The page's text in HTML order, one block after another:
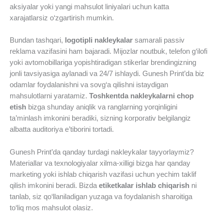
aksiyalar yoki yangi mahsulot liniyalari uchun katta
xarajatlarsiz o‘zgartirish mumkin.
Bundan tashqari, logotipli nakleykalar samarali passiv
reklama vazifasini ham bajaradi. Mijozlar noutbuk, telefon g‘ilofi
yoki avtomobillariga yopishtiradigan stikerlar brendingizning
jonli tavsiyasiga aylanadi va 24/7 ishlaydi. Gunesh Print’da biz
odamlar foydalanishni va sovg‘a qilishni istaydigan
mahsulotlarni yaratamiz. Toshkentda nakleykalarni chop
etish bizga shunday aniqlik va ranglarning yorqinligini
ta’minlash imkonini beradiki, sizning korporativ belgilangiz
albatta auditoriya e’tiborini tortadi.
Gunesh Print’da qanday turdagi nakleykalar tayyorlaymiz?
Materiallar va texnologiyalar xilma-xilligi bizga har qanday
marketing yoki ishlab chiqarish vazifasi uchun yechim taklif
qilish imkonini beradi. Bizda etiketkalar ishlab chiqarish ni
tanlab, siz qo‘llaniladigan yuzaga va foydalanish sharoitiga
to‘liq mos mahsulot olasiz.